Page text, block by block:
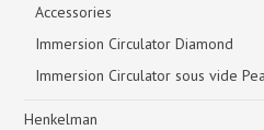
Accessories
Immersion Circulator Diamond
Immersion Circulator sous vide
Henkelman